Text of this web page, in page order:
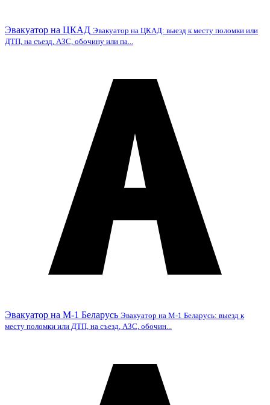
Эвакуатор на ЦКАД Эвакуатор на ЦКАД: выезд к месту поломки или
ДТП, на съезд, АЗС, обочину или па...
Эвакуатор на М-1 Беларусь Эвакуатор на М-1 Беларусь: выезд к
месту поломки или ДТП, на съезд, АЗС, обочин...